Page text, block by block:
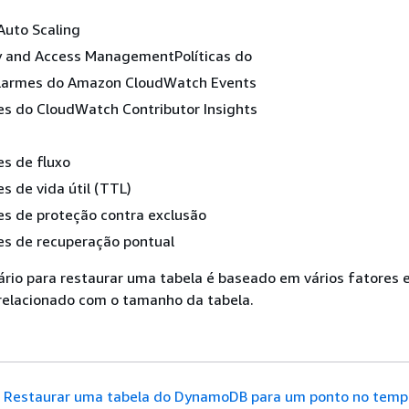
Scaling
and Access ManagementPolíticas do
do Amazon CloudWatch Events
do CloudWatch Contributor Insights
de fluxo
de vida útil (TTL)
de proteção contra exclusão
de recuperação pontual
para restaurar uma tabela é baseado em vários fatores
com o tamanho da tabela.
Restaurar uma tabela do DynamoDB para um ponto no